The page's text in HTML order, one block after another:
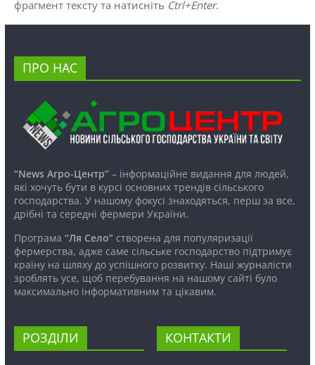
фрагмент тексту та натисніть Ctrl+Enter.
ПРО НАС
“News Агро-Центр”– інформаційне видання для людей,
які хочуть бути в курсі основних трендів сільського
господарства. У нашому фокусі знаходяться, перш за все,
дрібні та середні фермери України.
Програма “Ля Село”створена для популяризації
фермерства, адже саме сільське господарство підтримує
країну на шляху до успішного розвитку. Наші журналісти
зроблять усе, щоб перебування на нашому сайті було
максимально інформативним та цікавим.
РОЗДІЛИ КОНТАКТИ